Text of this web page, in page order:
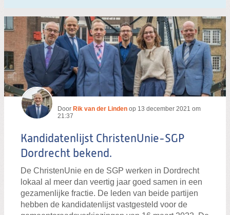
Door Rik van der Linden op 13 december 2021 om
21:37
Kandidatenlijst ChristenUnie-SGP
Dordrecht bekend.
De ChristenUnie en de SGP werken in Dordrecht
lokaal al meer dan veertig jaar goed samen in een
gezamenlijke fractie. De leden van beide partijen
hebben de kandidatenlijst vastgesteld voor de